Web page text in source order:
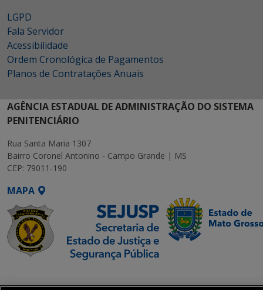
LGPD
Fala Servidor
Acessibilidade
Ordem Cronológica de Pagamentos
Planos de Contratações Anuais
AGÊNCIA ESTADUAL DE ADMINISTRAÇÃO DO SISTEMA
PENITENCIÁRIO
Rua Santa Maria 1307
Bairro Coronel Antonino - Campo Grande | MS
CEP: 79011-190
MAPA